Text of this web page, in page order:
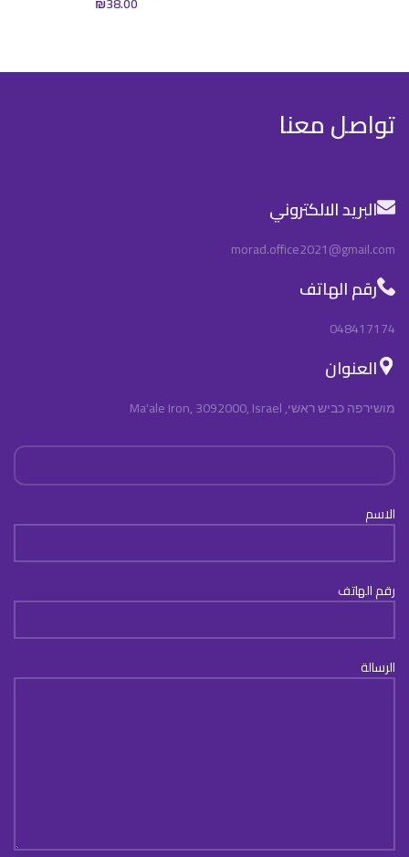
تواصل معنا
البريد الالكتروني
morad.office2021@gmail.com
رقم الهاتف
048417174
العنوان
מושירפה כביש ראשי, Ma'ale Iron, 3092000, Israel
الاسم
رقم الهاتف
الرسالة